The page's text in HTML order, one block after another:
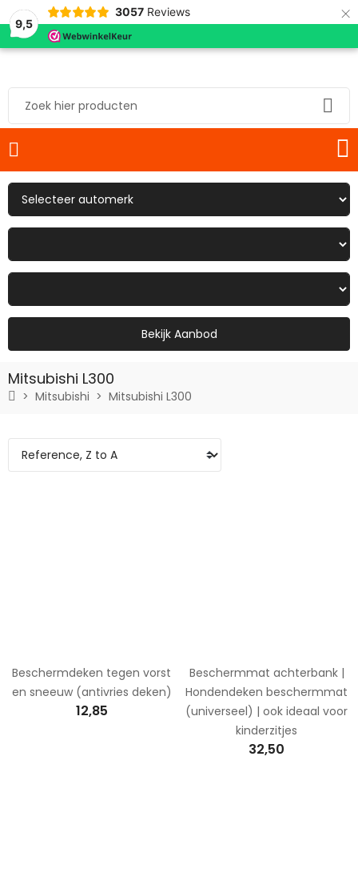
9,5
3057 Reviews ×
Bekijk Aanbod
Mitsubishi L300
Mitsubishi Mitsubishi L300
Beschermdeken tegen vorst
en sneeuw (antivries deken)
12,85
Beschermmat achterbank |
Hondendeken beschermmat
(universeel) | ook ideaal voor
kinderzitjes
32,50